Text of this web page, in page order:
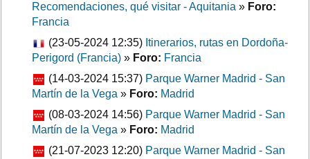
Recomendaciones, qué visitar - Aquitania » Foro:
Francia
(23-05-2024 12:35) Itinerarios, rutas en Dordoña-
Perigord (Francia) » Foro: Francia
(14-03-2024 15:37) Parque Warner Madrid - San
Martín de la Vega » Foro: Madrid
(08-03-2024 14:56) Parque Warner Madrid - San
Martín de la Vega » Foro: Madrid
(21-07-2023 12:20) Parque Warner Madrid - San